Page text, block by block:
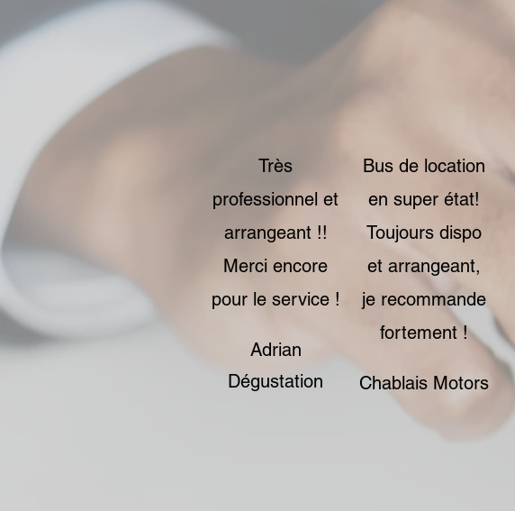
Très
professionnel et
arrangeant !!
Merci encore
pour le service !
Adrian
Dégustation
Bus de location
en super état!
Toujours dispo
et arrangeant,
je recommande
fortement !
Chablais Motors